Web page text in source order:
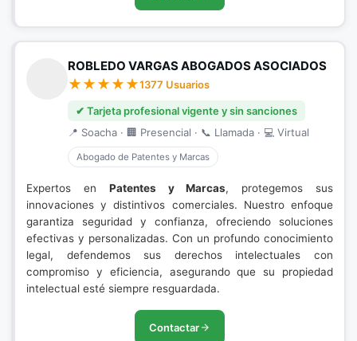
ROBLEDO VARGAS ABOGADOS ASOCIADOS
1377 Usuarios
✔ Tarjeta profesional vigente y sin sanciones
📍 Soacha · 🏢 Presencial · 📞 Llamada · 💻 Virtual
Abogado de Patentes y Marcas
Expertos en Patentes y Marcas, protegemos sus
innovaciones y distintivos comerciales. Nuestro enfoque
garantiza seguridad y confianza, ofreciendo soluciones
efectivas y personalizadas. Con un profundo conocimiento
legal, defendemos sus derechos intelectuales con
compromiso y eficiencia, asegurando que su propiedad
intelectual esté siempre resguardada.
Contactar